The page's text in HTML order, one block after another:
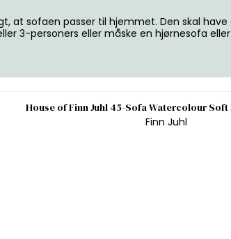
at sofaen passer til hjemmet. Den skal
3-personers eller måske en hjørnesofa
House of Finn Juhl 45-Sofa Watercolour
Finn Juhl